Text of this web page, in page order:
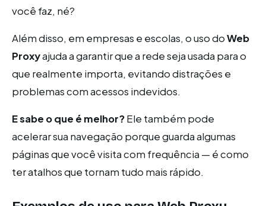
você faz, né?
Além disso, em empresas e escolas, o uso doWeb
Proxyajuda a garantir que a rede seja usada para o
que realmente importa, evitando distrações e
problemas com acessos indevidos.
E sabe o que é melhor?Ele também pode
acelerar sua navegação porque guarda algumas
páginas que você visita com frequência — é como
ter atalhos que tornam tudo mais rápido.